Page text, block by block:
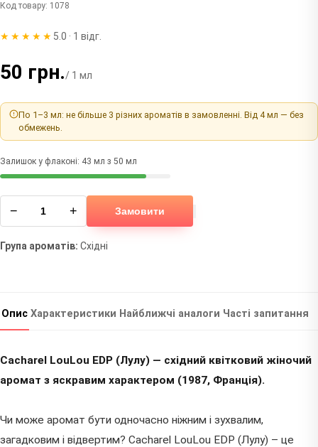
Код товару: 1078
★★★★★ 5.0 · 1 відг.
50 грн./ 1 мл
По 1–3 мл: не більше 3 різних ароматів в замовленні. Від 4 мл — без
обмежень.
Залишок у флаконі: 43 мл з 50 мл
− + Замовити
Група ароматів: Східні
Опис Характеристики Найближчі аналоги Часті запитання
Cacharel LouLou EDP (Лулу) — східний квітковий жіночий
аромат з яскравим характером (1987, Франція).
Чи може аромат бути одночасно ніжним і зухвалим,
загадковим і відвертим? Cacharel LouLou EDP (Лулу) – це